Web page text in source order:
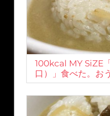
100kcal MY SiZE
口）」食べた。お